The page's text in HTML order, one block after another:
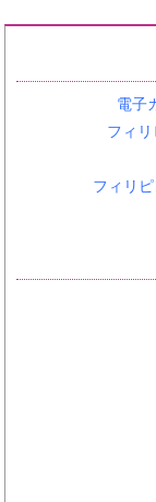
電子
フィ
フィリ